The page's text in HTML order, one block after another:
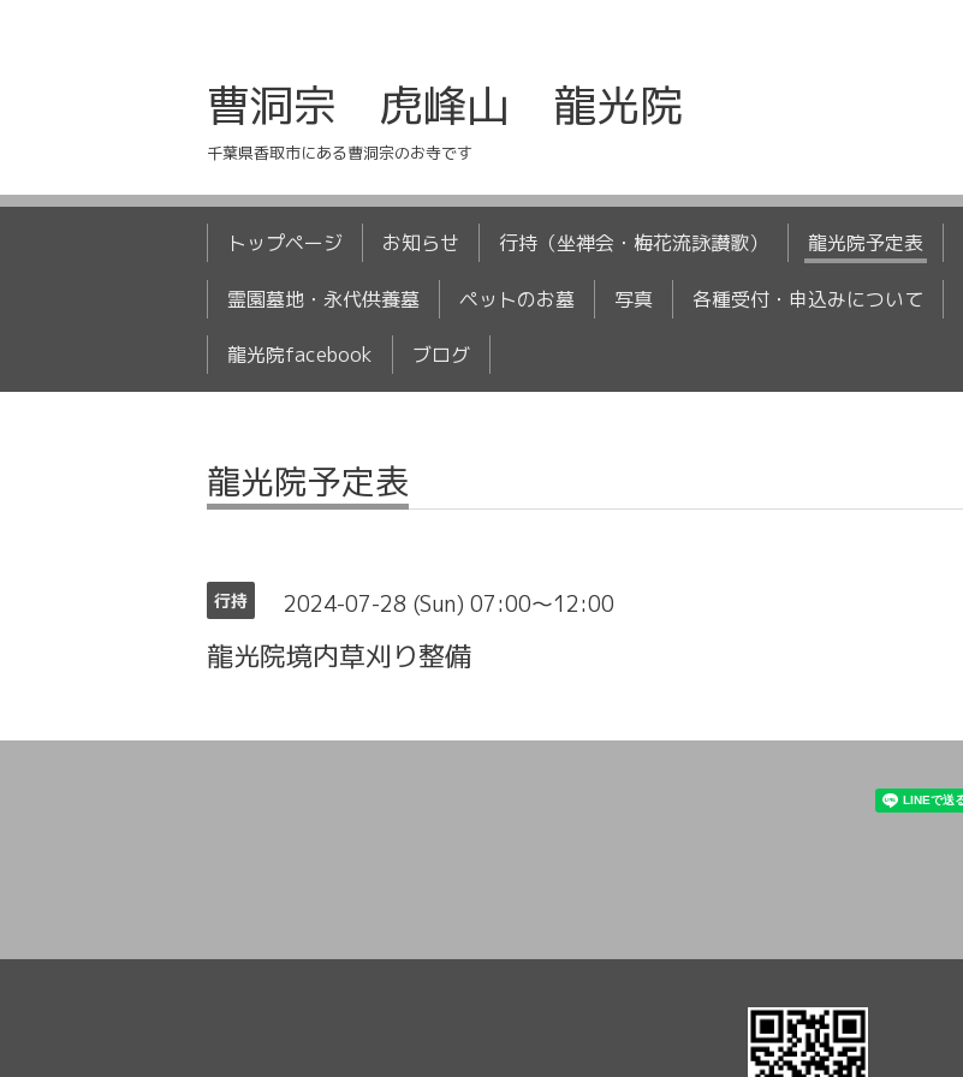
曹洞宗 虎峰山 龍光院
千葉県香取市にある曹洞宗のお寺です
トップページ お知らせ 行持（坐禅会・梅花流詠讃歌） 龍光院予定表
霊園墓地・永代供養墓 ペットのお墓 写真 各種受付・申込みについて
龍光院facebook ブログ
龍光院予定表
行持 2024-07-28 (Sun) 07:00～12:00
龍光院境内草刈り整備